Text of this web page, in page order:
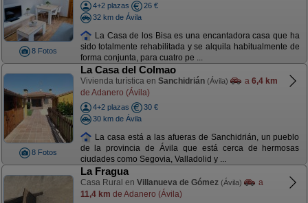
8 Fotos
4+2 plazas
26 €
32 km de Ávila
La Casa de los Bisa es una encantadora casa que ha
sido totalmente rehabilitada y se alquila habitualmente de
forma conjunta, para cuatro pe ...
8 Fotos
La Casa del Colmao
Vivienda turística en Sanchidrián (Ávila) a 6,4 km
de Adanero (Ávila)
4+2 plazas
30 €
30 km de Ávila
La casa está a las afueras de Sanchidrián, un pueblo
de la provincia de Ávila que está cerca de hermosas
ciudades como Segovia, Valladolid y ...
La Fragua
Casa Rural en Villanueva de Gómez (Ávila)
a
11,4 km de Adanero (Ávila)